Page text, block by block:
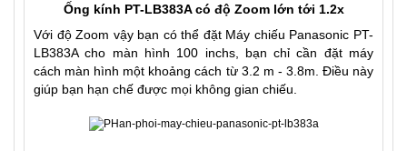
Ống kính PT-LB383A có độ Zoom lớn tới 1.2x
Với độ Zoom vậy bạn có thể đặt Máy chiếu Panasonic PT-
LB383A cho màn hình 100 inchs, bạn chỉ cần đặt máy
cách màn hình một khoảng cách từ 3.2 m - 3.8m. Điều này
giúp bạn hạn chế được mọi không gian chiếu.